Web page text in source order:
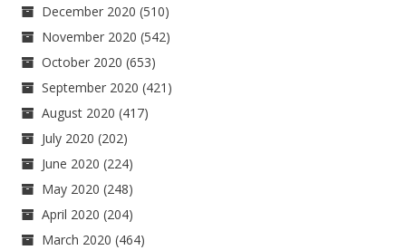
December 2020 (510)
November 2020 (542)
October 2020 (653)
September 2020 (421)
August 2020 (417)
July 2020 (202)
June 2020 (224)
May 2020 (248)
April 2020 (204)
March 2020 (464)